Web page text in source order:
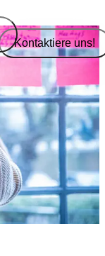
Kontaktiere uns!